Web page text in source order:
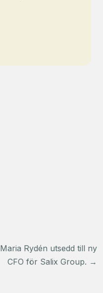
Maria Rydén utsedd till ny
CFO för Salix Group. →